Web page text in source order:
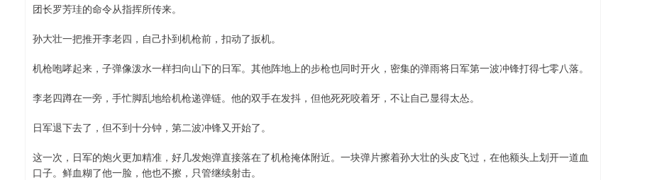
团长罗芳珪的命令从指挥所传来。
孙大壮一把推开李老四，自己扑到机枪前，扣动了扳机。
机枪咆哮起来，子弹像泼水一样扫向山下的日军。其他阵地上的步枪也同时开火，密集的弹雨将日军第一波冲锋打得七零八落。
李老四蹲在一旁，手忙脚乱地给机枪递弹链。他的双手在发抖，但他死死咬着牙，不让自己显得太怂。
日军退下去了，但不到十分钟，第二波冲锋又开始了。
这一次，日军的炮火更加精准，好几发炮弹直接落在了机枪掩体附近。一块弹片擦着孙大壮的头皮飞过，在他额头上划开一道血
口子。鲜血糊了他一脸，他也不擦，只管继续射击。